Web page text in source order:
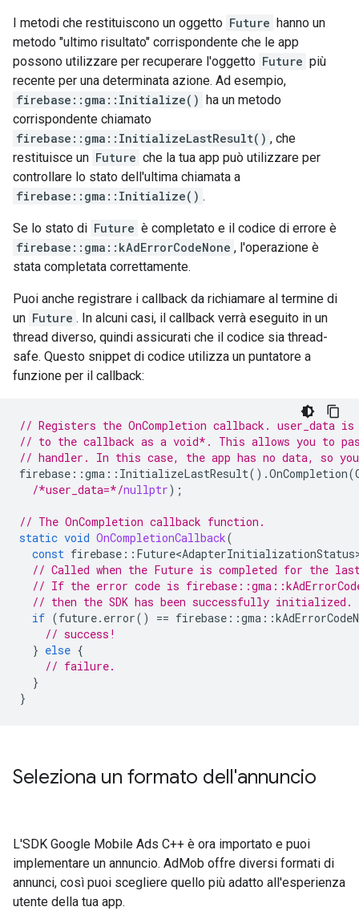
I metodi che restituiscono un oggetto Future hanno un
metodo "ultimo risultato" corrispondente che le app
possono utilizzare per recuperare l'oggetto Future più
recente per una determinata azione. Ad esempio,
firebase::gma::Initialize() ha un metodo
corrispondente chiamato
firebase::gma::InitializeLastResult() , che
restituisce un Future che la tua app può utilizzare per
controllare lo stato dell'ultima chiamata a
firebase::gma::Initialize() .
Se lo stato di Future è completato e il codice di errore è
firebase::gma::kAdErrorCodeNone , l'operazione è
stata completata correttamente.
Puoi anche registrare i callback da richiamare al termine di
un Future . In alcuni casi, il callback verrà eseguito in un
thread diverso, quindi assicurati che il codice sia thread-
safe. Questo snippet di codice utilizza un puntatore a
funzione per il callback:
// Registers the OnCompletion callback. user_data
// to the callback as a void*. This allows you to
// handler. In this case, the app has no data, so
firebase ::gma :: InitializeLastResult().OnCompletion(
/*user_data=*/nullptr);
// The OnCompletion callback function.
static void OnCompletionCallback(
const firebase ::
// Called when the Future is completed for the
// If the error code is
// then the SDK has been successfully initialized.
if (future. error() == firebase ::gma ::
// success!
} else {
// failure.
}
}
Seleziona un formato dell'annuncio
L'SDK Google Mobile Ads C++ è ora importato e puoi
implementare un annuncio. AdMob offre diversi formati di
annunci, così puoi scegliere quello più adatto all'esperienza
utente della tua app.